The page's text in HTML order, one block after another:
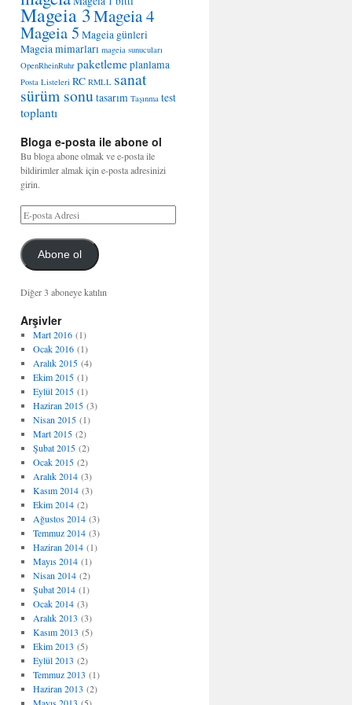
Mageia 3Mageia 4
Mageia 5 Mageia günleri
Mageia mimarları mageia sunucuları
OpenRheinRuhr paketlemeplanlama
Posta Listeleri RC RMLL sanat
sürüm sonutasarım Taşınma test
toplantı
Bloga e-posta ile abone ol
Bu bloga abone olmak ve e-posta ile
bildirimler almak için e-posta adresinizi
girin.
Abone ol
Diğer 3 aboneye katılın
Arşivler
Mart 2016(1)
Ocak 2016(1)
Aralık 2015(4)
Ekim 2015(1)
Eylül 2015(1)
Haziran 2015(3)
Nisan 2015(1)
Mart 2015(2)
Şubat 2015(2)
Ocak 2015(2)
Aralık 2014(3)
Kasım 2014(3)
Ekim 2014(2)
Ağustos 2014(3)
Temmuz 2014(3)
Haziran 2014(1)
Mayıs 2014(1)
Nisan 2014(2)
Şubat 2014(1)
Ocak 2014(3)
Aralık 2013 (3)
Kasım 2013 (5)
Ekim 2013 (5)
Eylül 2013 (2)
Temmuz 2013 (1)
Haziran 2013 (2)